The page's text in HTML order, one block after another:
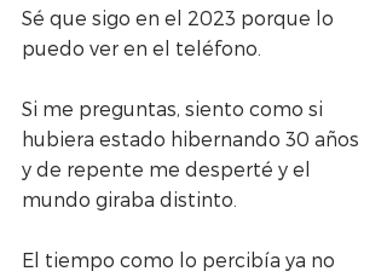
Sé que sigo en el 2023 porque lo
puedo ver en el teléfono.
Si me preguntas, siento como si
hubiera estado hibernando 30 años
y de repente me desperté y el
mundo giraba distinto.
El tiempo como lo percibía ya no